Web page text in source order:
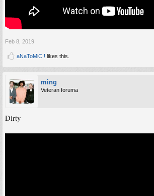
Feb 8, 2019
aNaToMiC ! likes this.
ming
Veteran foruma
Dirty